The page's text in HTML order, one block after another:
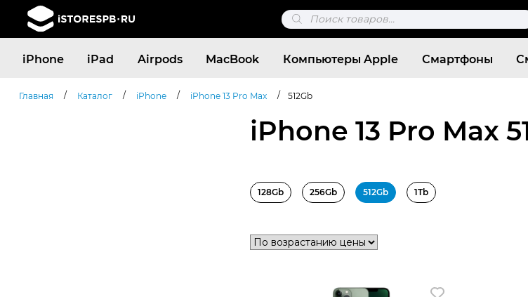
Поиск
товаров
iPhone iPad Airpods MacBook Компьютеры Apple Смартфоны
Поиск
товаров
Главная / Каталог / iPhone / iPhone 13 Pro Max / 512Gb
iPhone 13 Pro Max
128Gb 256Gb 512Gb 1Tb
Согласен c политикой